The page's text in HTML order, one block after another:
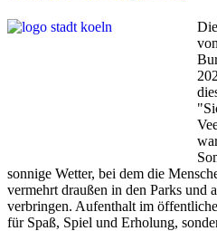
sonnige Wetter, bei dem die
vermehrt draußen in den Parks und
verbringen. Aufenthalt im
für Spaß, Spiel und Erholung,